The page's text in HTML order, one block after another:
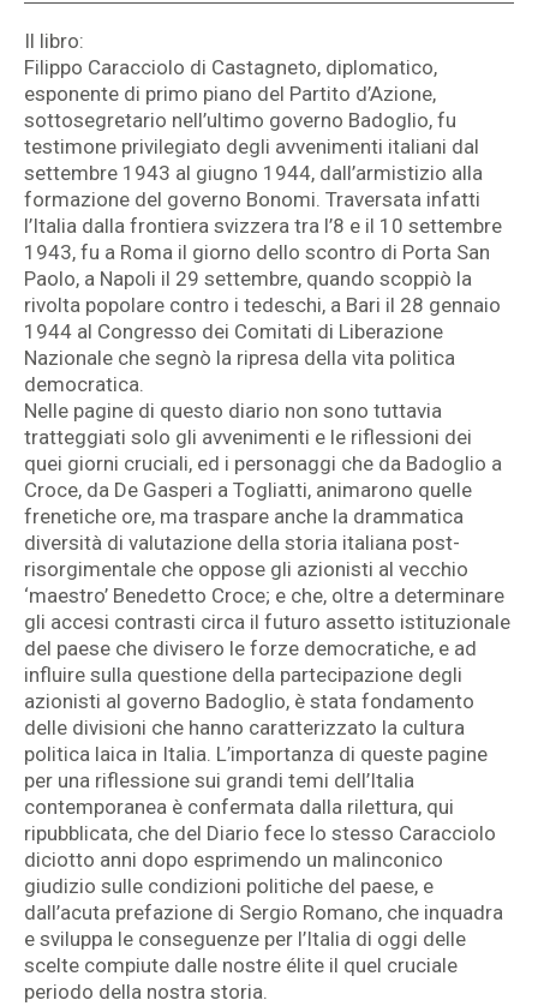
Il libro:
Filippo Caracciolo di Castagneto, diplomatico,
esponente di primo piano del Partito d’Azione,
sottosegretario nell’ultimo governo Badoglio, fu
testimone privilegiato degli avvenimenti italiani dal
settembre 1943 al giugno 1944, dall’armistizio alla
formazione del governo Bonomi. Traversata infatti
l’Italia dalla frontiera svizzera tra l’8 e il 10 settembre
1943, fu a Roma il giorno dello scontro di Porta San
Paolo, a Napoli il 29 settembre, quando scoppiò la
rivolta popolare contro i tedeschi, a Bari il 28 gennaio
1944 al Congresso dei Comitati di Liberazione
Nazionale che segnò la ripresa della vita politica
democratica.
Nelle pagine di questo diario non sono tuttavia
tratteggiati solo gli avvenimenti e le riflessioni dei
quei giorni cruciali, ed i personaggi che da Badoglio a
Croce, da De Gasperi a Togliatti, animarono quelle
frenetiche ore, ma traspare anche la drammatica
diversità di valutazione della storia italiana post-
risorgimentale che oppose gli azionisti al vecchio
‘maestro’ Benedetto Croce; e che, oltre a determinare
gli accesi contrasti circa il futuro assetto istituzionale
del paese che divisero le forze democratiche, e ad
influire sulla questione della partecipazione degli
azionisti al governo Badoglio, è stata fondamento
delle divisioni che hanno caratterizzato la cultura
politica laica in Italia. L’importanza di queste pagine
per una riflessione sui grandi temi dell’Italia
contemporanea è confermata dalla rilettura, qui
ripubblicata, che del Diario fece lo stesso Caracciolo
diciotto anni dopo esprimendo un malinconico
giudizio sulle condizioni politiche del paese, e
dall’acuta prefazione di Sergio Romano, che inquadra
e sviluppa le conseguenze per l’Italia di oggi delle
scelte compiute dalle nostre élite il quel cruciale
periodo della nostra storia.